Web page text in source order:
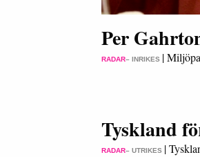
Per
RADAR– INRIKES |
Tyskland
RADAR– UTRIKES |